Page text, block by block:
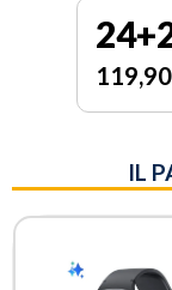
119,90
IL